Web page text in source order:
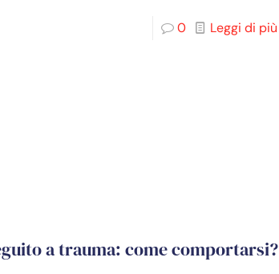
0 Leggi di più
a trauma: come comportarsi?